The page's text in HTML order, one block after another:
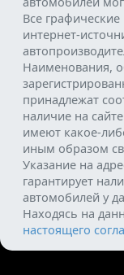
Все
интернет-
Наименования,
принадлежат
наличие на
имеют какое-
иным образом
Указание на
гарантирует
автомобилей у
Находясь на
настоящего